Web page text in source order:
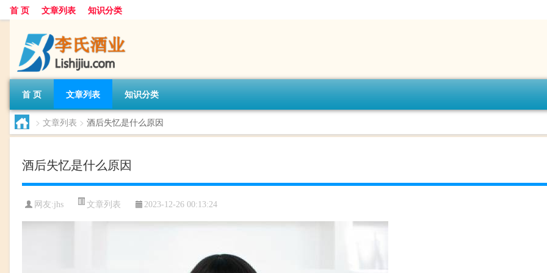
首 页 文章列表 知识分类
首 页 文章列表 知识分类
> 文章列表 > 酒后失忆是什么原因
酒后失忆是什么原因
网友:jhs 文章列表 2023-12-26 00:13:24